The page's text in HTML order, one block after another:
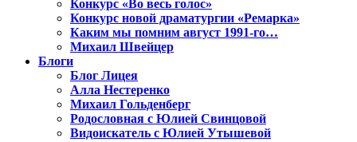
Конкурс «Во весь голос»
Конкурс новой драматургии «Ремарка»
Каким мы помним август 1991-го…
Михаил Швейцер
Блоги
Блог Лицея
Алла Нестеренко
Михаил Гольденберг
Родословная с Юлией Свинцовой
Видоискатель с Юлией Утышевой